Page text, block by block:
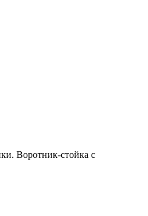
Воротник-стойка с